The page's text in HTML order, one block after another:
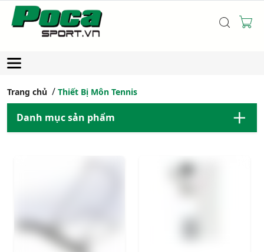
Trang chủ Thiết Bị Môn Tennis
Danh mục sản phẩm